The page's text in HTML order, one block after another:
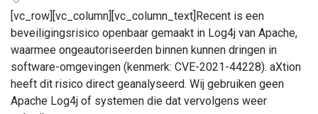
[vc_row][vc_column][vc_column_text]Recent is een
beveiligingsrisico openbaar gemaakt in Log4j van Apache,
waarmee ongeautoriseerden binnen kunnen dringen in
software-omgevingen (kenmerk: CVE-2021-44228). aXtion
heeft dit risico direct geanalyseerd. Wij gebruiken geen
Apache Log4j of systemen die dat vervolgens weer